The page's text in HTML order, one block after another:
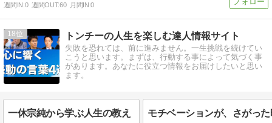
週間IN:0 週間OUT:60 月間IN:0
18 トンチーの人生を楽しむ達人情報サイト
失敗を恐れては、前に進みません。一生挑戦を続けてい
こうと思います。まずは、行動する事によって気づく事
があります。あなたに役立つ情報をお届けしたいと思い
ます。
一休宗純から学ぶ人生の教え